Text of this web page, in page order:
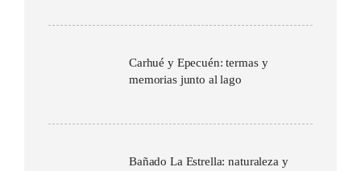
Carhué y Epecuén: termas y
memorias junto al lago
Bañado La Estrella: naturaleza y